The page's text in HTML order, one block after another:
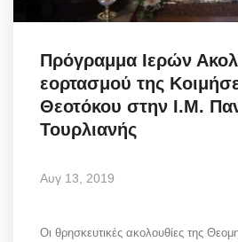
Greece
Entertainment
Arts & Culture
Mykonos
Πρόγραμμα Ιερών
εορτασμού της
Θεοτόκου στην Ι.Μ.
Τουρλιανής
Αυγ 13, 2019
Οι θρησκευτικές ακολουθίες της